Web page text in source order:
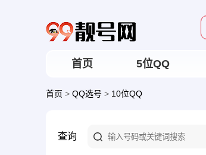
首页 5位QQ
首页 > QQ选号 > 10位QQ
查询